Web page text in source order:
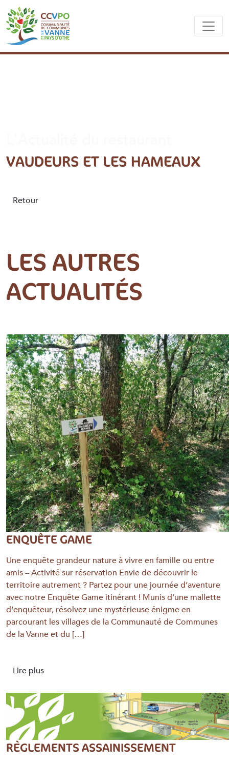
VAUDEURS ET LES HAMEAUX
Retour
LES AUTRES
ACTUALITÉS
ENQUÊTE GAME
Une enquête grandeur nature à vivre en famille ou entre
amis – Activité sur réservation Envie de découvrir le
territoire autrement ? Partez pour une journée d’aventure
avec notre Enquête Game itinérant ! Munis d’une mallette
d’enquêteur, résolvez une mystérieuse énigme en
parcourant les villages de la Communauté de Communes
de la Vanne et du […]
Lire plus
RÈGLEMENTS ASSAINISSEMENT